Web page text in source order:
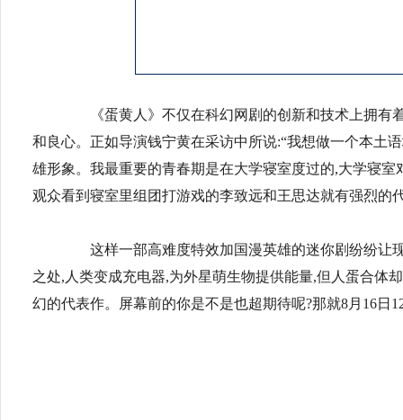
《蛋黄人》不仅在科幻网剧的创新和技术上拥有
和良心。正如导演钱宁黄在采访中所说:“我想做一个本土
雄形象。我最重要的青春期是在大学寝室度过的,大学寝
观众看到寝室里组团打游戏的李致远和王思达就有强烈的
这样一部高难度特效加国漫英雄的迷你剧纷纷让
之处,人类变成充电器,为外星萌生物提供能量,但人蛋合体
幻的代表作。屏幕前的你是不是也超期待呢?那就8月16日